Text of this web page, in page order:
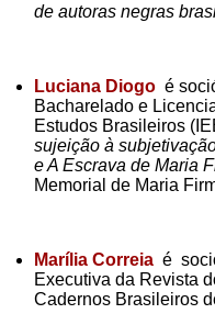
de autoras negras
Luciana Diogo é
Bacharelado e
Estudos Brasileiros
sujeição à
e A Escrava de Maria
Memorial de Maria
Marília Correia é
Executiva da Revista
Cadernos Brasileiros